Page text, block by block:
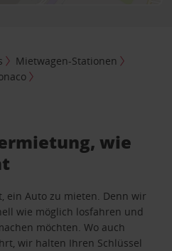
Mietwagen-Stationen
wie
ein Auto zu mieten. Denn wir
wie möglich losfahren und
möchten. Wo auch
wir halten Ihren Schlüssel